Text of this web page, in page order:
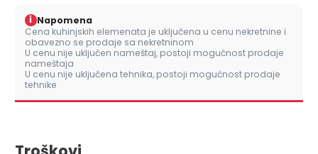
i Napomena
Cena kuhinjskih elemenata je uključena u cenu nekretnine i
obavezno se prodaje sa nekretninom
U cenu nije uključen nameštaj, postoji mogućnost prodaje
nameštaja
U cenu nije uključena tehnika, postoji mogućnost prodaje
tehnike